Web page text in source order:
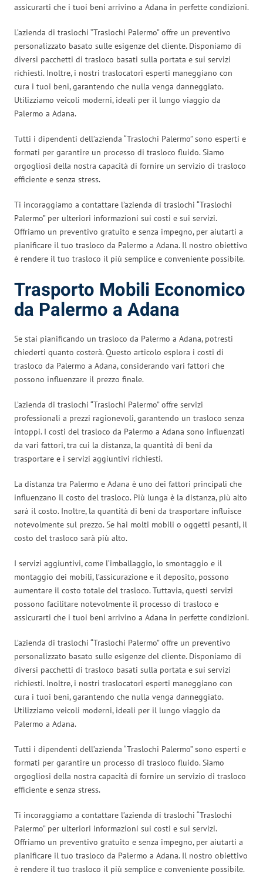
assicurarti che i tuoi beni arrivino a Adana in perfette condizioni.
L’azienda di traslochi “Traslochi Palermo” offre un preventivo
personalizzato basato sulle esigenze del cliente. Disponiamo di
diversi pacchetti di trasloco basati sulla portata e sui servizi
richiesti. Inoltre, i nostri traslocatori esperti maneggiano con
cura i tuoi beni, garantendo che nulla venga danneggiato.
Utilizziamo veicoli moderni, ideali per il lungo viaggio da
Palermo a Adana.
Tutti i dipendenti dell’azienda “Traslochi Palermo” sono esperti e
formati per garantire un processo di trasloco fluido. Siamo
orgogliosi della nostra capacità di fornire un servizio di trasloco
efficiente e senza stress.
Ti incoraggiamo a contattare l’azienda di traslochi “Traslochi
Palermo” per ulteriori informazioni sui costi e sui servizi.
Offriamo un preventivo gratuito e senza impegno, per aiutarti a
pianificare il tuo trasloco da Palermo a Adana. Il nostro obiettivo
è rendere il tuo trasloco il più semplice e conveniente possibile.
Trasporto Mobili Economico
da Palermo a Adana
Se stai pianificando un trasloco da Palermo a Adana, potresti
chiederti quanto costerà. Questo articolo esplora i costi di
trasloco da Palermo a Adana, considerando vari fattori che
possono influenzare il prezzo finale.
L’azienda di traslochi “Traslochi Palermo” offre servizi
professionali a prezzi ragionevoli, garantendo un trasloco senza
intoppi. I costi del trasloco da Palermo a Adana sono influenzati
da vari fattori, tra cui la distanza, la quantità di beni da
trasportare e i servizi aggiuntivi richiesti.
La distanza tra Palermo e Adana è uno dei fattori principali che
influenzano il costo del trasloco. Più lunga è la distanza, più alto
sarà il costo. Inoltre, la quantità di beni da trasportare influisce
notevolmente sul prezzo. Se hai molti mobili o oggetti pesanti, il
costo del trasloco sarà più alto.
I servizi aggiuntivi, come l’imballaggio, lo smontaggio e il
montaggio dei mobili, l’assicurazione e il deposito, possono
aumentare il costo totale del trasloco. Tuttavia, questi servizi
possono facilitare notevolmente il processo di trasloco e
assicurarti che i tuoi beni arrivino a Adana in perfette condizioni.
L’azienda di traslochi “Traslochi Palermo” offre un preventivo
personalizzato basato sulle esigenze del cliente. Disponiamo di
diversi pacchetti di trasloco basati sulla portata e sui servizi
richiesti. Inoltre, i nostri traslocatori esperti maneggiano con
cura i tuoi beni, garantendo che nulla venga danneggiato.
Utilizziamo veicoli moderni, ideali per il lungo viaggio da
Palermo a Adana.
Tutti i dipendenti dell’azienda “Traslochi Palermo” sono esperti e
formati per garantire un processo di trasloco fluido. Siamo
orgogliosi della nostra capacità di fornire un servizio di trasloco
efficiente e senza stress.
Ti incoraggiamo a contattare l’azienda di traslochi “Traslochi
Palermo” per ulteriori informazioni sui costi e sui servizi.
Offriamo un preventivo gratuito e senza impegno, per aiutarti a
pianificare il tuo trasloco da Palermo a Adana. Il nostro obiettivo
è rendere il tuo trasloco il più semplice e conveniente possibile.